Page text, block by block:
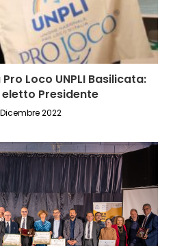
Loco UNPLI Basilicata:
Presidente
Dicembre 2022